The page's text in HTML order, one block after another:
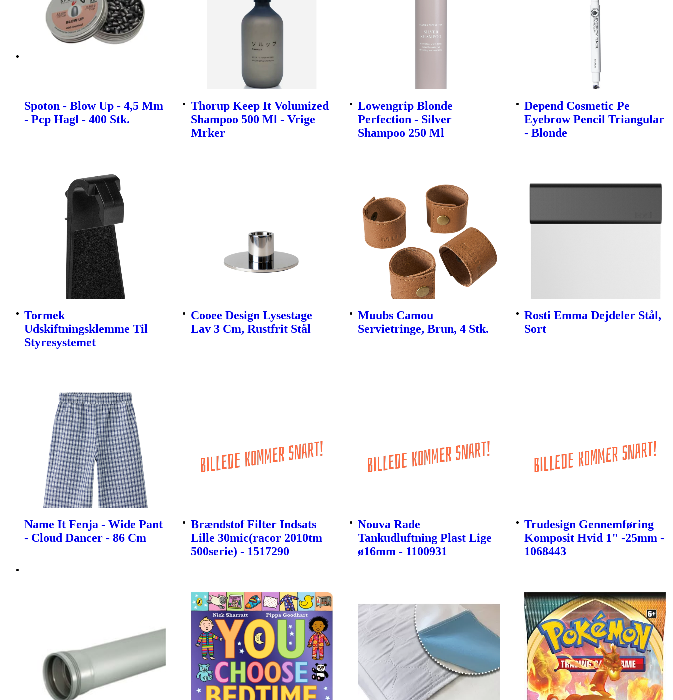
Spoton - Blow Up - 4,5 Mm
- Pcp Hagl - 400 Stk.
Thorup Keep It Volumized
Shampoo 500 Ml - Vrige
Mrker
Lowengrip Blonde
Perfection - Silver
Shampoo 250 Ml
Depend Cosmetic Pe
Eyebrow Pencil Triangular
- Blonde
Tormek
Udskiftningsklemme Til
Styresystemet
Cooee Design Lysestage
Lav 3 Cm, Rustfrit Stål
Muubs Camou
Servietringe, Brun, 4 Stk.
Rosti Emma Dejdeler Stål,
Sort
Name It Fenja - Wide Pant
- Cloud Dancer - 86 Cm
Brændstof Filter Indsats
Lille 30mic(racor 2010tm
500serie) - 1517290
Nouva Rade
Tankudluftning Plast Lige
ø16mm - 1100931
Trudesign Gennemføring
Komposit Hvid 1" -25mm -
1068443